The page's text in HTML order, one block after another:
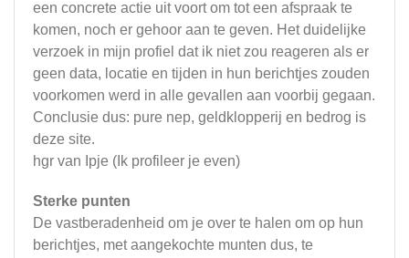
een concrete actie uit voort om tot een afspraak te
komen, noch er gehoor aan te geven. Het duidelijke
verzoek in mijn profiel dat ik niet zou reageren als er
geen data, locatie en tijden in hun berichtjes zouden
voorkomen werd in alle gevallen aan voorbij gegaan.
Conclusie dus: pure nep, geldklopperij en bedrog is
deze site.
hgr van Ipje (Ik profileer je even)
Sterke punten
De vastberadenheid om je over te halen om op hun
berichtjes, met aangekochte munten dus, te